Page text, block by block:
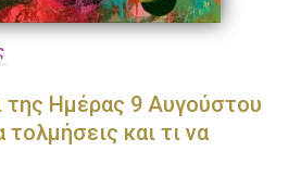
της Ημέρας 9 Αυγούστου
τολμήσεις και τι να